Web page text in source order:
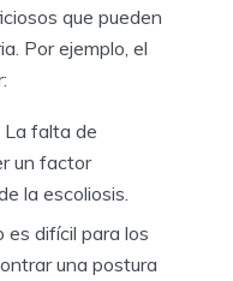
que pueden
Por ejemplo, el
La falta de
un factor
la escoliosis.
es difícil para los
una postura